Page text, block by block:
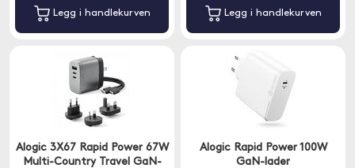
Legg i handlekurven Legg i handlekurven
Alogic 3X67 Rapid Power 67W
Multi-Country Travel GaN-
Alogic Rapid Power 100W
GaN-lader